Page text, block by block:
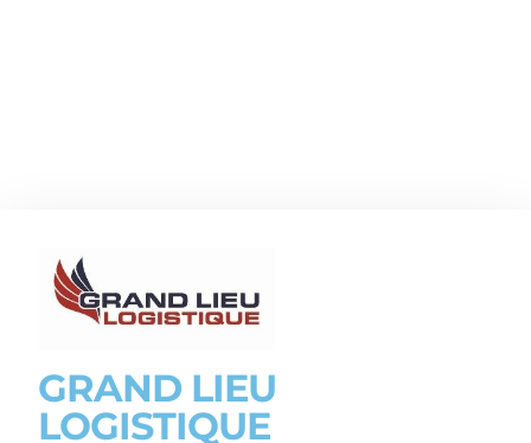
GRAND LIEU
LOGISTIQUE